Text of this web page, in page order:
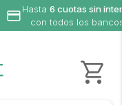
Hasta 6 cuotas sin
con todos los